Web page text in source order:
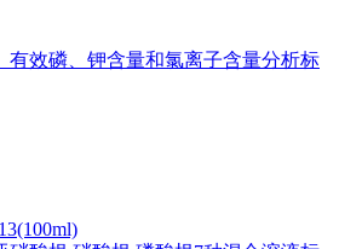
有效磷、钾含量和氯离子含量分析标